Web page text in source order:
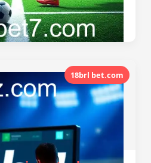
18brl bet.com